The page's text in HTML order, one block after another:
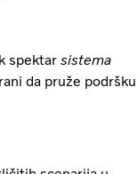
spektar sistema
da pruže podršku